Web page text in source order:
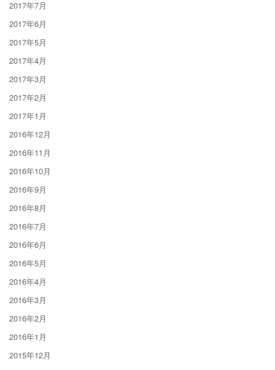
2017年7月
2017年6月
2017年5月
2017年4月
2017年3月
2017年2月
2017年1月
2016年12月
2016年11月
2016年10月
2016年9月
2016年8月
2016年7月
2016年6月
2016年5月
2016年4月
2016年3月
2016年2月
2016年1月
2015年12月